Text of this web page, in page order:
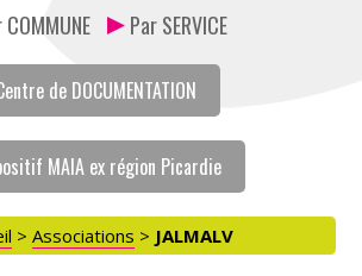
PARTICULIERS
Par SERVICE
de DOCUMENTATION
MAIA ex région Picardie
> Associations > JALMALV